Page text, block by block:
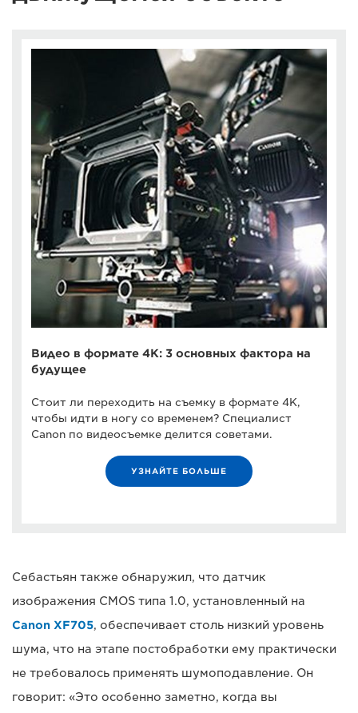
Видео в формате 4K: 3 основных фактора на
будущее
Стоит ли переходить на съемку в формате 4K,
чтобы идти в ногу со временем? Специалист
Canon по видеосъемке делится советами.
УЗНАЙТЕ БОЛЬШЕ
Себастьян также обнаружил, что датчик
изображения CMOS типа 1.0, установленный на
Canon XF705, обеспечивает столь низкий уровень
шума, что на этапе постобработки ему практически
не требовалось применять шумоподавление. Он
говорит: «Это особенно заметно, когда вы